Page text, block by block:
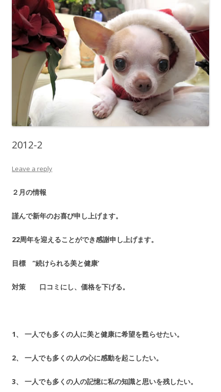
2012-2
Leave a reply
２月の情報
謹んで新年のお喜び申し上げます。
22周年を迎えることができ感謝申し上げます。
目標 ”続けられる美と健康‘
対策 口コミにし、価格を下げる。
1、 一人でも多くの人に美と健康に希望を甦らせたい。
2、 一人でも多くの人の心に感動を起こしたい。
3、 一人でも多くの人の記憶に私の知識と思いを残したい。